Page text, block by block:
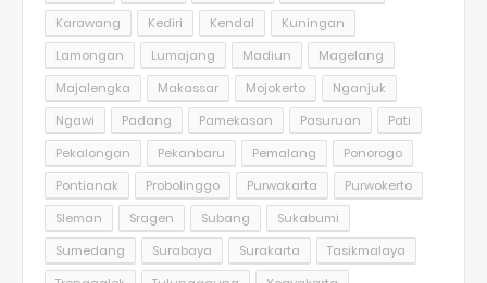
Karawang
Kediri Kendal
Kuningan
Lamongan
Lumajang Madiun
Magelang
Majalengka
Makassar Mojokerto
Nganjuk
Ngawi
Padang Pamekasan Pasuruan
Pati
Pekalongan
Pekanbaru Pemalang
Ponorogo
Pontianak
Probolinggo Purwakarta
Purwokerto
Sleman
Sragen Subang
Sukabumi
Sumedang
Surabaya Surakarta
Tasikmalaya